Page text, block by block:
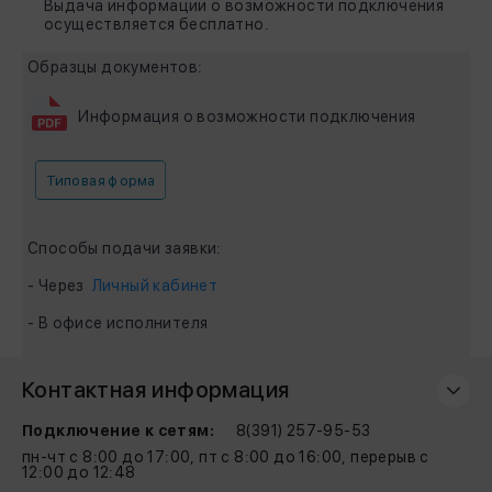
Выдача информации о возможности подключения
осуществляется бесплатно.
Образцы документов:
Информация о возможности подключения
Типовая форма
Способы подачи заявки:
- Через Личный кабинет
- В офисе исполнителя
Контактная информация
Подключение к сетям:
8(391) 257-95-53
пн-чт с 8:00 до 17:00, пт с 8:00 до 16:00, перерыв с
12:00 до 12:48